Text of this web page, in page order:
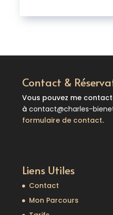
Contact &
Vous pouvez me
à contact@charles-
formulaire de contact.
Liens Utiles
Contact
Mon Parcours